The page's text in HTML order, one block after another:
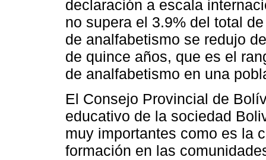
declaración a escala
no supera el 3.9% del total
de analfabetismo se redujo
de quince años, que es el
de analfabetismo en una
El Consejo Provincial de
educativo de la sociedad
muy importantes como es la
formación en las